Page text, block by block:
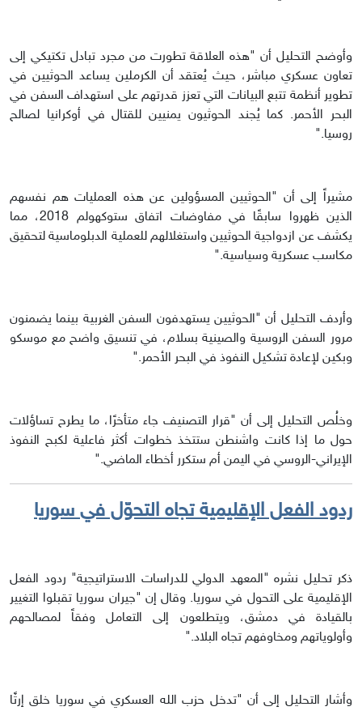
وأوضح التحليل أن "هذه العلاقة تطورت من مجرد تبادل تكتيكي إلى
تعاون عسكري مباشر، حيث يُعتقد أن الكرملين يساعد الحوثيين في
تطوير أنظمة تتبع البيانات التي تعزز قدرتهم على استهداف السفن في
البحر الأحمر. كما يُجند الحوثيون يمنيين للقتال في أوكرانيا لصالح
روسيا."
مشيراً إلى أن "الحوثيين المسؤولين عن هذه العمليات هم نفسهم
الذين ظهروا سابقًا في مفاوضات اتفاق ستوكهولم 2018، مما
يكشف عن ازدواجية الحوثيين واستغلالهم للعملية الدبلوماسية لتحقيق
مكاسب عسكرية وسياسية."
وأردف التحليل أن "الحوثيين يستهدفون السفن الغربية بينما يضمنون
مرور السفن الروسية والصينية بسلام، في تنسيق واضح مع موسكو
وبكين لإعادة تشكيل النفوذ في البحر الأحمر."
وخلُص التحليل إلى أن "قرار التصنيف جاء متأخرًا، ما يطرح تساؤلات
حول ما إذا كانت واشنطن ستتخذ خطوات أكثر فاعلية لكبح النفوذ
الإيراني-الروسي في اليمن أم ستكرر أخطاء الماضي."
ردود الفعل الإقليمية تجاه التحوّل في سوريا
ذكر تحليل نشره "المعهد الدولي للدراسات الاستراتيجية" ردود الفعل
الإقليمية على التحول في سوريا. وقال إن "جيران سوريا تقبلوا التغيير
بالقيادة في دمشق، ويتطلعون إلى التعامل وفقاً لمصالحهم
وأولوياتهم ومخاوفهم تجاه البلاد."
وأشار التحليل إلى أن "تدخل حزب الله العسكري في سوريا خلق إرثًا